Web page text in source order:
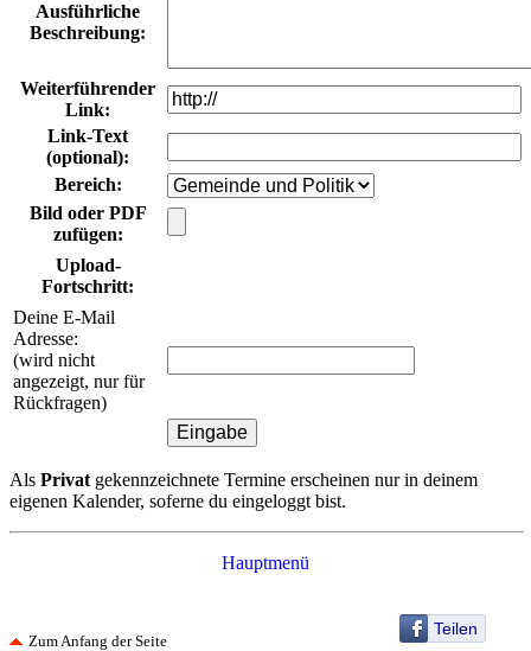
Ausführliche
Beschreibung:
Weiterführender
Link:
Link-Text
(optional):
Bereich:
Bild oder PDF
zufügen:
Upload-
Fortschritt:
Deine E-Mail
Adresse:
(wird nicht
angezeigt, nur für
Rückfragen)
Als Privatgekennzeichnete Termine erscheinen nur in deinem
eigenen Kalender, soferne du eingeloggt bist.
Hauptmenü
Teilen
Zum Anfang der Seite